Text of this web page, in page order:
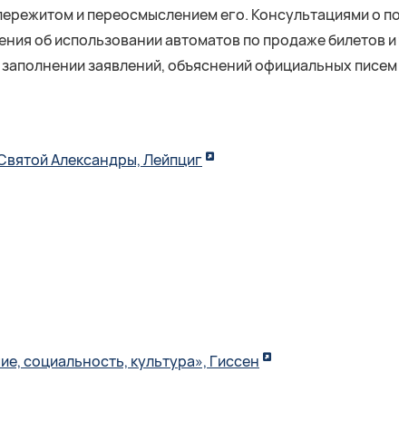
и переосмыслением его. Консультациями о
об использовании автоматов по продаже билетов
заявлений, объяснений официальных писем
Александры, Лейпциг
социальность, культура», Гиссен